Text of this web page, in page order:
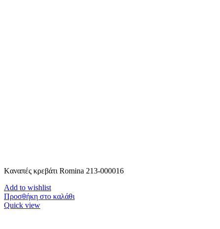
Kαναπές κρεβάτι Romina 213-000016
Add to wishlist
Προσθήκη στο καλάθι
Quick view